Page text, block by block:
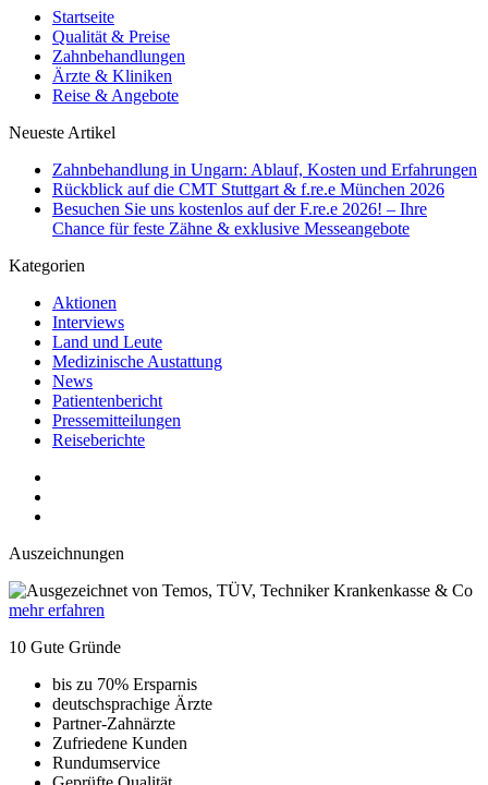
Startseite
Qualität & Preise
Zahnbehandlungen
Ärzte & Kliniken
Reise & Angebote
Neueste Artikel
Zahnbehandlung in Ungarn: Ablauf, Kosten und Erfahrungen
Rückblick auf die CMT Stuttgart & f.re.e München 2026
Besuchen Sie uns kostenlos auf der F.re.e 2026! – Ihre
Chance für feste Zähne & exklusive Messeangebote
Kategorien
Aktionen
Interviews
Land und Leute
Medizinische Austattung
News
Patientenbericht
Pressemitteilungen
Reiseberichte
Auszeichnungen
mehr erfahren
10 Gute Gründe
bis zu 70% Ersparnis
deutschsprachige Ärzte
Partner-Zahnärzte
Zufriedene Kunden
Rundumservice